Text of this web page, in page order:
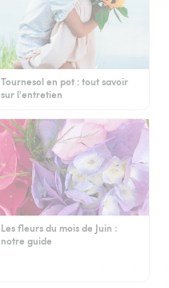
Tournesol en pot : tout savoir
sur l'entretien
Les fleurs du mois de Juin :
notre guide